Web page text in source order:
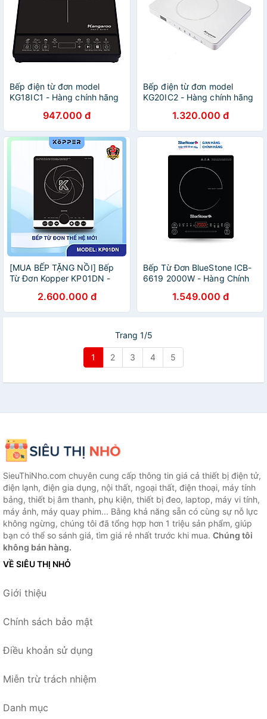
Bếp điện từ đơn model
KG18IC1 - Hàng chính hãng
947.000 đ
Bếp điện từ đơn model
KG20IC2 - Hàng chính hãng
1.320.000 đ
[MUA BẾP TẶNG NỒI] Bếp
Từ Đơn Kopper KP01DN -
Nhập Khẩu2.600.000 đ
Bếp Từ Đơn BlueStone ICB-
6619 2000W - Hàng Chính
1.549.000 đ
Trang 1/5
1 2 3 4 5
SieuThiNho.com chuyên cung cấp thông tin giá cả thiết bị điện tử,
điện lạnh, điện gia dụng, nội thất, ngoại thất, điện thoại, máy tính
bảng, thiết bị âm thanh, phụ kiện, thiết bị đeo, laptop, máy vi tính,
máy ảnh, máy quay phim... Bằng khả năng sẵn có cùng sự nỗ lực
không ngừng, chúng tôi đã tổng hợp hơn 1 triệu sản phẩm, giúp
bạn có thể so sánh giá, tìm giá rẻ nhất trước khi mua. Chúng tôi
không bán hàng.
VỀ SIÊU THỊ NHỎ
Giới thiệu
Chính sách bảo mật
Điều khoản sử dụng
Miễn trừ trách nhiệm
Danh mục